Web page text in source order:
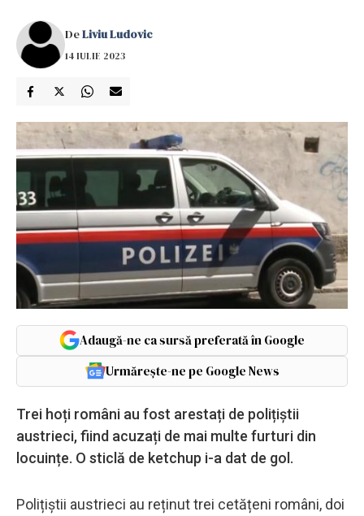
DeLiviu Ludovic
14 IULIE 2023
Adaugă-ne ca sursă preferată în Google
Urmărește-ne pe Google News
Trei hoți români au fost arestați de polițiștii
austrieci, fiind acuzați de mai multe furturi din
locuințe. O sticlă de ketchup i-a dat de gol.
Polițiștii austrieci au reținut trei cetățeni români, doi